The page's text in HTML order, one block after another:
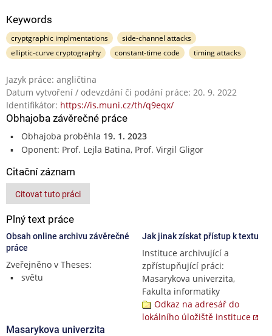
Keywords
cryptgraphic implmentations
side-channel attacks
elliptic-curve cryptography
constant-time code timing attacks
Jazyk práce: angličtina
Datum vytvoření / odevzdání či podání práce: 20. 9. 2022
Identifikátor: https://is.muni.cz/th/q9eqx/
Obhajoba závěrečné práce
Obhajoba proběhla 19. 1. 2023
Oponent: Prof. Lejla Batina, Prof. Virgil Gligor
Citační záznam
Citovat tuto práci
Plný text práce
Obsah online archivu závěrečné
práce
Zveřejněno v Theses:
světu
Jak jinak získat přístup k textu
Instituce archivující a
zpřístupňující práci:
Masarykova univerzita,
Fakulta informatiky
Odkaz na adresář do
lokálního úložiště instituce
Masarykova univerzita